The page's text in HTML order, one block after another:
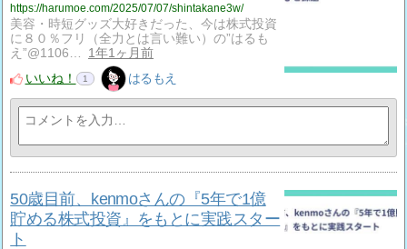
https://harumoe.com/2025/07/07/shintakane3w/
美容・時短グッズ大好きだった、今は株式投資
に８０％フリ（全力とは言い難い）の”はるも
え”@1106…
1年1ヶ月前
いいね！
1 はるもえ
50歳目前、kenmoさんの『5年で1億
貯める株式投資』をもとに実践スター
ト